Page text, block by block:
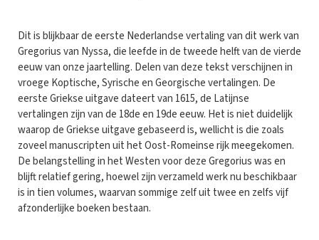
Dit is blijkbaar de eerste Nederlandse vertaling van dit werk van
Gregorius van Nyssa, die leefde in de tweede helft van de vierde
eeuw van onze jaartelling. Delen van deze tekst verschijnen in
vroege Koptische, Syrische en Georgische vertalingen. De
eerste Griekse uitgave dateert van 1615, de Latijnse
vertalingen zijn van de 18de en 19de eeuw. Het is niet duidelijk
waarop de Griekse uitgave gebaseerd is, wellicht is die zoals
zoveel manuscripten uit het Oost-Romeinse rijk meegekomen.
De belangstelling in het Westen voor deze Gregorius was en
blijft relatief gering, hoewel zijn verzameld werk nu beschikbaar
is in tien volumes, waarvan sommige zelf uit twee en zelfs vijf
afzonderlijke boeken bestaan.